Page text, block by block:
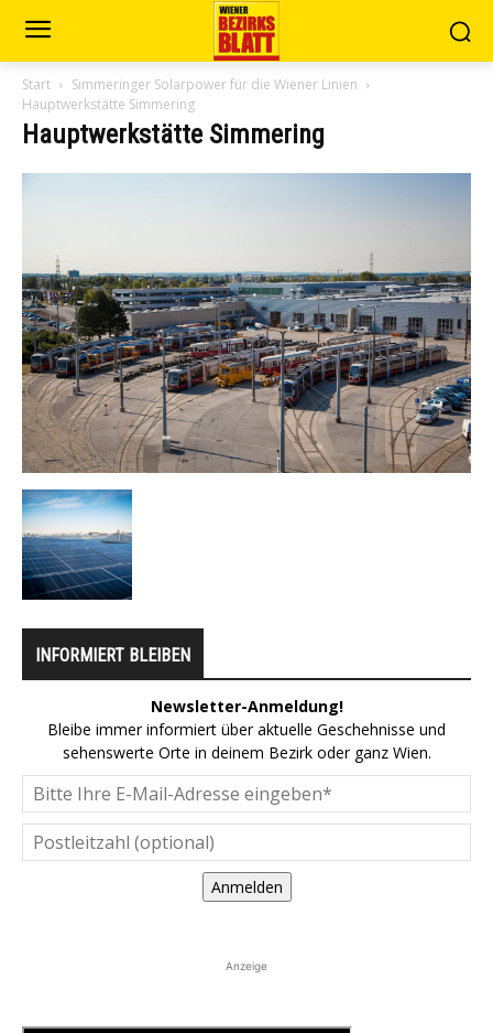
Start
Simmeringer Solarpower für die Wiener Linien
Hauptwerkstätte Simmering
Hauptwerkstätte Simmering
INFORMIERT BLEIBEN
Newsletter-Anmeldung!
Bleibe immer informiert über aktuelle Geschehnisse und
sehenswerte Orte in deinem Bezirk oder ganz Wien.
Anmelden
Anzeige